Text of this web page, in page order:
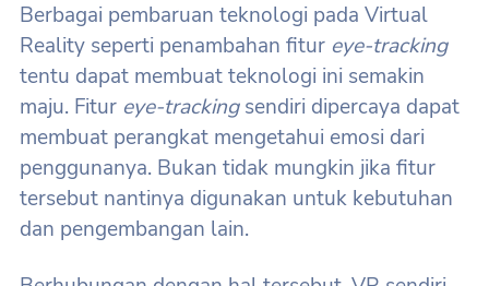
Berbagai pembaruan teknologi pada Virtual
Reality seperti penambahan fitur eye-tracking
tentu dapat membuat teknologi ini semakin
maju. Fitur eye-trackingsendiri dipercaya dapat
membuat perangkat mengetahui emosi dari
penggunanya. Bukan tidak mungkin jika fitur
tersebut nantinya digunakan untuk kebutuhan
dan pengembangan lain.